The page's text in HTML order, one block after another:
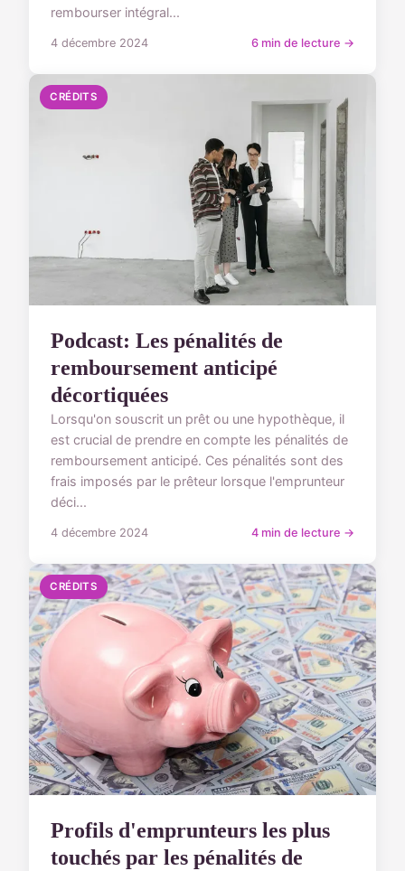
rembourser intégral...
4 décembre 2024 6 min de lecture →
CRÉDITS
Podcast: Les pénalités de
remboursement anticipé
décortiquées
Lorsqu'on souscrit un prêt ou une hypothèque, il
est crucial de prendre en compte les pénalités de
remboursement anticipé. Ces pénalités sont des
frais imposés par le prêteur lorsque l'emprunteur
déci...
4 décembre 2024 4 min de lecture →
CRÉDITS
Profils d'emprunteurs les plus
touchés par les pénalités de